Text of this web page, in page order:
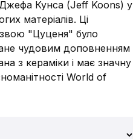
Джефа Кунса (Jeff Koons) у
матеріалів. Ці
"Цуценя" було
чудовим доповненням
з кераміки і має значну
World of